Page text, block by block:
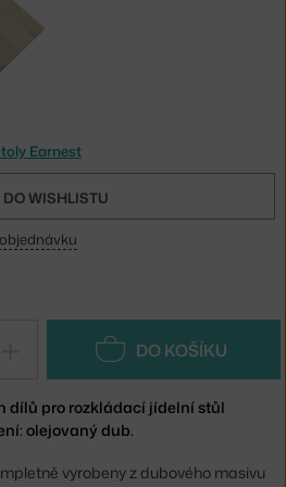
Earnest
DO WISHLISTU
DO KOŠÍKU
dílů pro rozkládací jídelní stůl
olejovaný dub.
vyrobeny z dubového masivu